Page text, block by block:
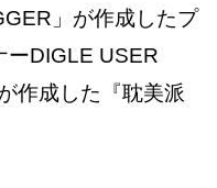
」が作成したプ
ーDIGLE USER
作成した『耽美派